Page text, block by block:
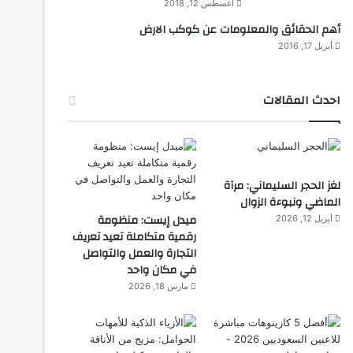
ديسمبر 10, 2025
أغسطس 12, 2018
أهم الحقائق والمعلومات عن كوكب الارض
أبريل 17, 2016
احدث المقالات
لغز الحجر السليماني: مرآة
الماضي ونبوءة الزوال
أبريل 12, 2026
ميدل إيست: منظومة
رقمية متكاملة تعيد تعريف
التجارة والعمل والتواصل
في مكان واحد
مارس 18, 2026